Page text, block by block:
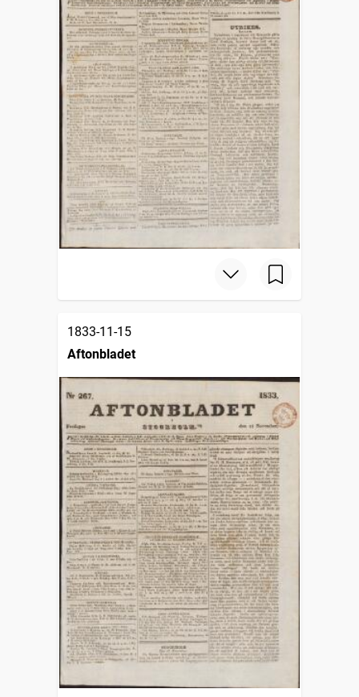
1833-11-15
Aftonbladet